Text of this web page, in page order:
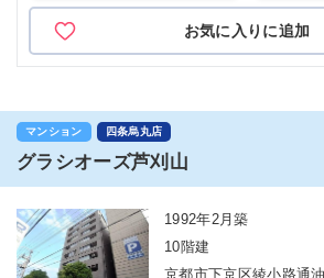
お気に入りに追加
マンション 四条烏丸店
グラシオーズ芦刈山
1992年2月築
10階建
京都市下京区綾小路通